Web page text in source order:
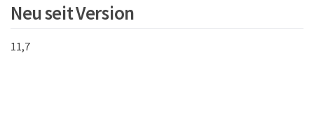
Neu seit Version
11,7